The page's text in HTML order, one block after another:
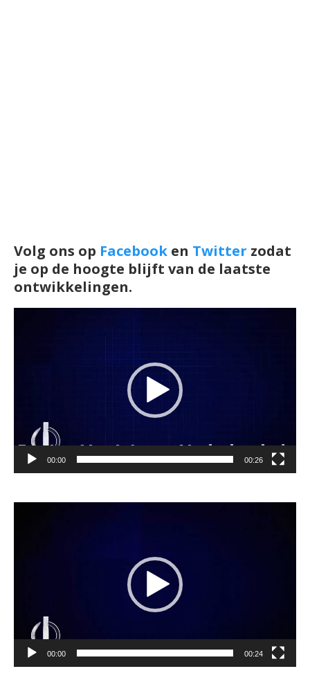
Volg ons op Facebook en Twitter zodat
je op de hoogte blijft van de laatste
ontwikkelingen.
00:00 00:26
00:00 00:24